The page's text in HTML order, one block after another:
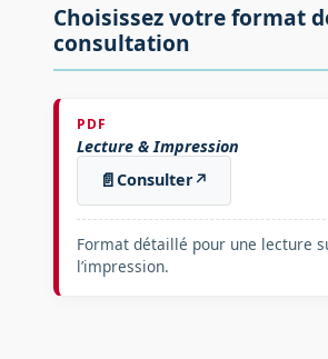
Choisissez votre format
consultation
PDF
Lecture & Impression
📄Consulter↗
Format détaillé pour une lecture
l’impression.